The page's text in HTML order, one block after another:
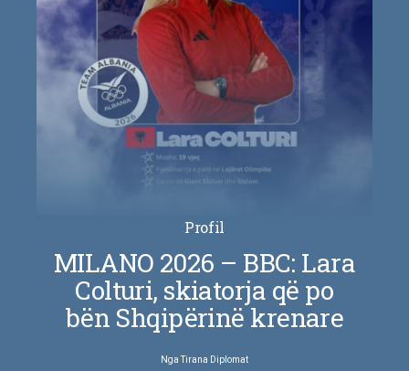
Profil
MILANO 2026 – BBC: Lara
Colturi, skiatorja që po
bën Shqipërinë krenare
NgaTirana Diplomat